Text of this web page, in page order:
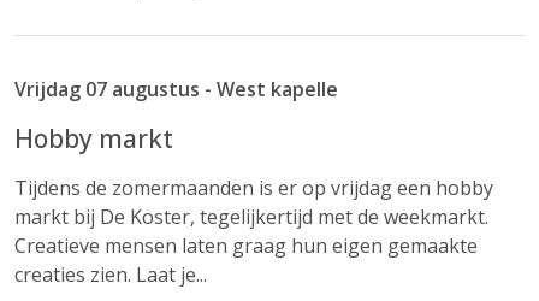
Vrijdag 07 augustus - West kapelle
Hobby markt
Tijdens de zomermaanden is er op vrijdag een hobby
markt bij De Koster, tegelijkertijd met de weekmarkt.
Creatieve mensen laten graag hun eigen gemaakte
creaties zien. Laat je...